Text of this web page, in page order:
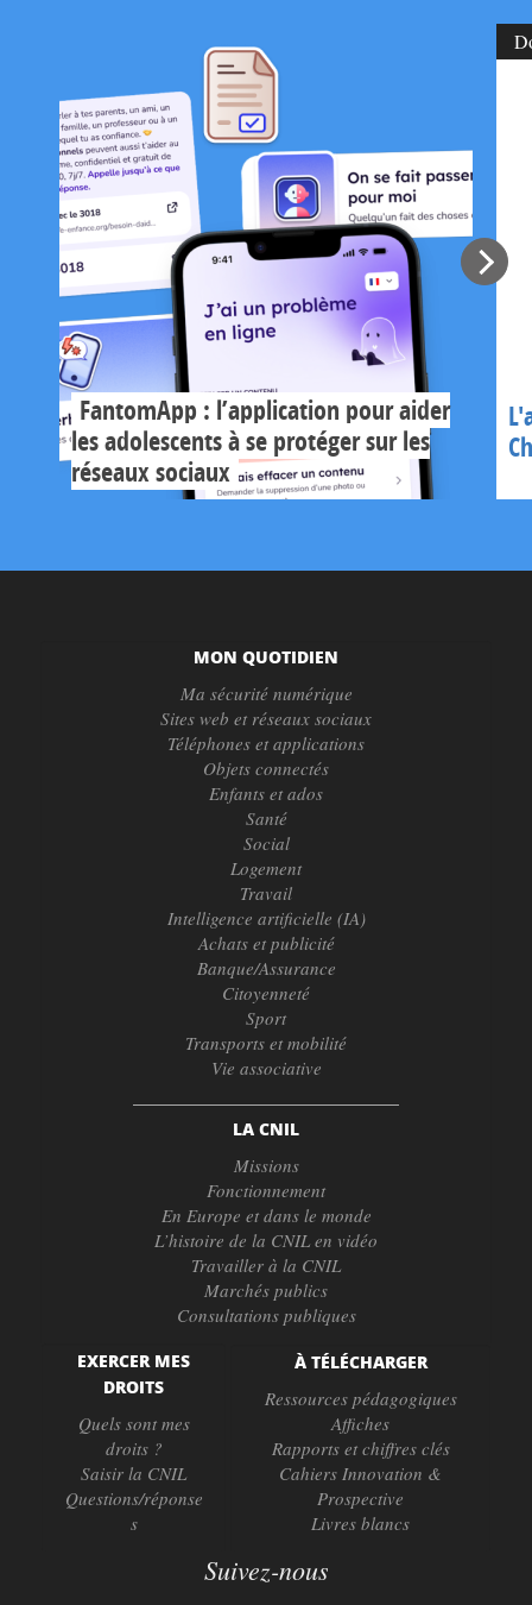
FantomApp : l’application pour aider
les adolescents à se protéger sur les
réseaux sociaux
MON QUOTIDIEN
Ma sécurité numérique
Sites web et réseaux sociaux
Téléphones et applications
Objets connectés
Enfants et ados
Santé
Social
Logement
Travail
Intelligence artificielle (IA)
Achats et publicité
Banque/Assurance
Citoyenneté
Sport
Transports et mobilité
Vie associative
LA CNIL
Missions
Fonctionnement
En Europe et dans le monde
L’histoire de la CNIL en vidéo
Travailler à la CNIL
Marchés publics
Consultations publiques
EXERCER MES
DROITS
Quels sont mes
droits ?
Saisir la CNIL
Questions/réponse
s
À TÉLÉCHARGER
Ressources pédagogiques
Affiches
Rapports et chiffres clés
Cahiers Innovation &
Prospective
Livres blancs
Suivez-nous